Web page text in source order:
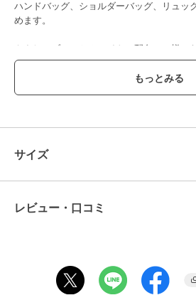
ハンドバッグ、ショルダーバッグ、リュッ
めます。
やさしいブルーとホワイトの配色で、様々
やすいアイテムに仕上げました。
親子でリンクコーデや、家族でのお揃いコ
お子様が持っても可愛いアイテムです
ざいます。
※お使いのモニター環境によって商品の色
商品カテゴリ バッグ ／ショルダー
ッセンジャーバッグ
サイズ
レビュー・口コミ